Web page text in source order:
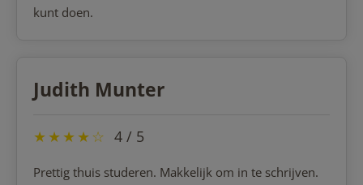
kunt doen.
Judith Munter
★★★★☆ 4 / 5
Prettig thuis studeren. Makkelijk om in te schrijven.